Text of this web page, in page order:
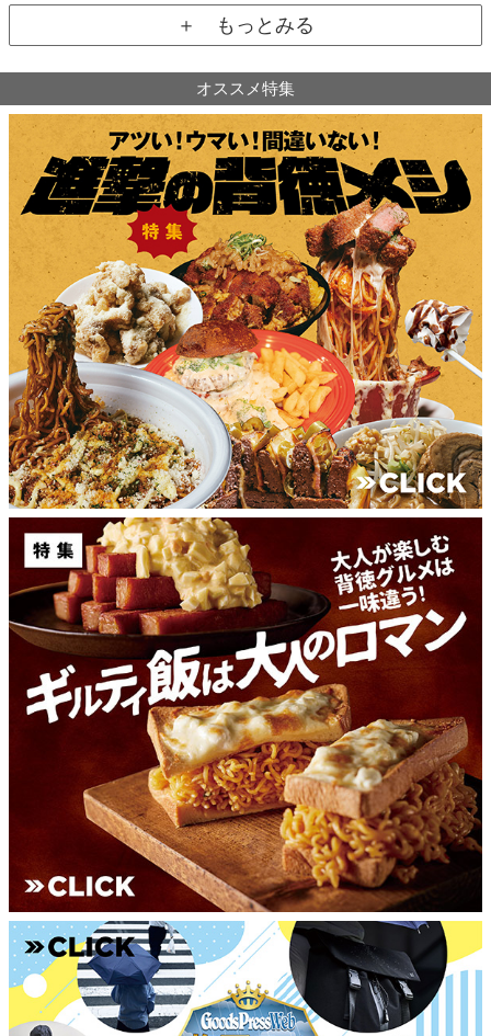
＋ もっとみる
オススメ特集